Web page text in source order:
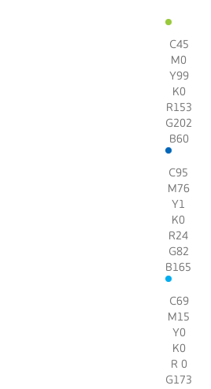
C45
M0
Y99
K0
R153
G202
B60
C95
M76
Y1
K0
R24
G82
B165
C69
M15
Y0
K0
R 0
G173